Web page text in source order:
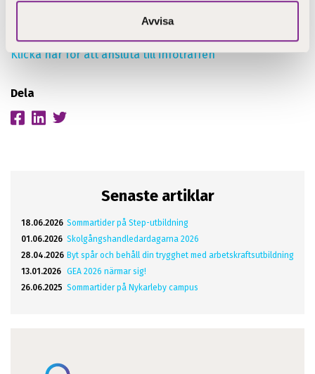
Avvisa
Klicka här för att ansluta till infoträffen
Dela
Senaste artiklar
18.06.2026 Sommartider på Step-utbildning
01.06.2026 Skolgångshandledardagarna 2026
28.04.2026 Byt spår och behåll din trygghet med arbetskraftsutbildning
13.01.2026 GEA 2026 närmar sig!
26.06.2025 Sommartider på Nykarleby campus